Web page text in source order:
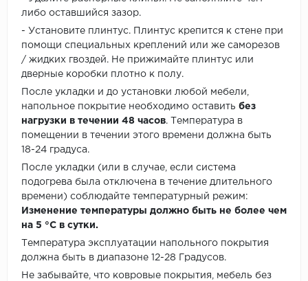
либо оставшийся зазор.
- Установите плинтус. Плинтус крепится к стене при
помощи специальных креплений или же саморезов
/ жидких гвоздей. Не прижимайте плинтус или
дверные коробки плотно к полу.
После укладки и до установки любой мебели,
напольное покрытие необходимо оставить без
нагрузки в течении 48 часов. Температура в
помещении в течении этого времени должна быть
18-24 градуса.
После укладки (или в случае, если система
подогрева была отключена в течение длительного
времени) соблюдайте температурный режим:
Изменение температуры должно быть не более чем
на 5 °C в сутки.
Температура эксплуатации напольного покрытия
должна быть в диапазоне 12-28 Градусов.
Не забывайте, что ковровые покрытия, мебель без